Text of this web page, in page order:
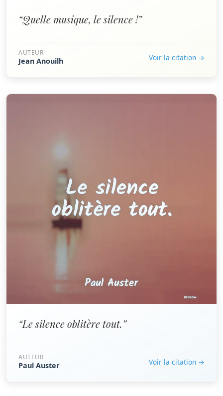
“Quelle musique, le silence !”
AUTEUR
Jean Anouilh Voir la citation →
“Le silence oblitère tout.”
AUTEUR
Paul Auster Voir la citation →